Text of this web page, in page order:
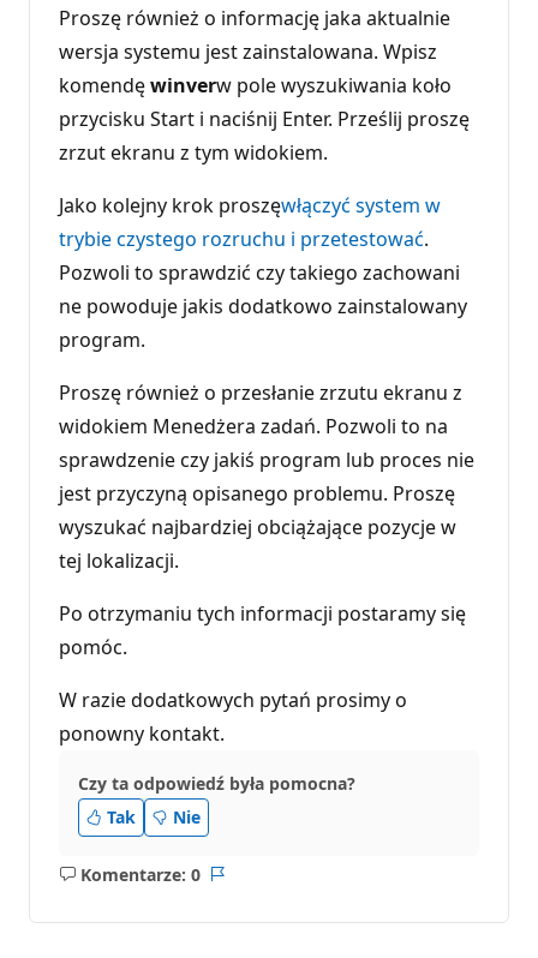
Proszę również o informację jaka aktualnie
wersja systemu jest zainstalowana. Wpisz
komendęwinverw pole wyszukiwania koło
przycisku Start i naciśnij Enter. Prześlij proszę
zrzut ekranu z tym widokiem.
Jako kolejny krok proszęwłączyć system w
trybie czystego rozruchu i przetestować.
Pozwoli to sprawdzić czy takiego zachowani
ne powoduje jakis dodatkowo zainstalowany
program.
Proszę również o przesłanie zrzutu ekranu z
widokiem Menedżera zadań. Pozwoli to na
sprawdzenie czy jakiś program lub proces nie
jest przyczyną opisanego problemu. Proszę
wyszukać najbardziej obciążające pozycje w
tej lokalizacji.
Po otrzymaniu tych informacji postaramy się
pomóc.
W razie dodatkowych pytań prosimy o
ponowny kontakt.
Czy ta odpowiedź była pomocna?
Tak
Nie
Komentarze: 0
Brak